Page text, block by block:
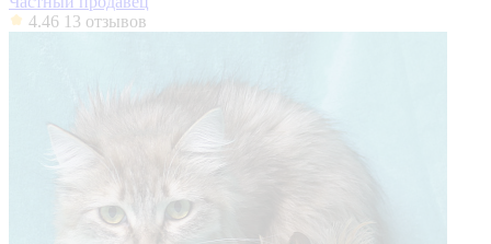
4.46 13 отзывов